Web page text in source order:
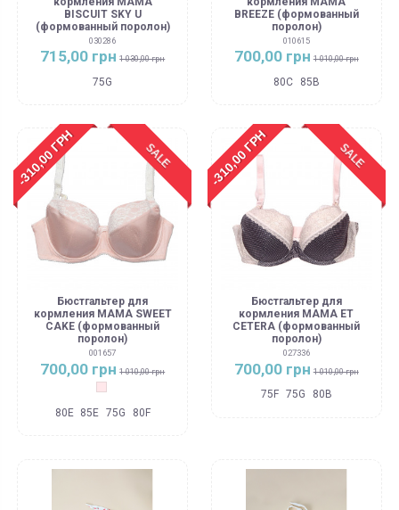
BISCUIT SKY U
(формованный поролон)
030286
715,00 грн 1 030,00 грн
75G
BREEZE (формованный
поролон)
010615
700,00 грн 1 010,00 грн
80C 85B
SALE
-310,00 ГРН
Бюстгальтер для
кормления MAMA SWEET
CAKE (формованный
поролон)
001657
700,00 грн 1 010,00 грн
Сливочная карамель
80E
85E 75G 80F
SALE
-310,00 ГРН
Бюстгальтер для
кормления MAMA ET
CETERA (формованный
поролон)
027336
700,00 грн 1 010,00 грн
75F 75G 80B